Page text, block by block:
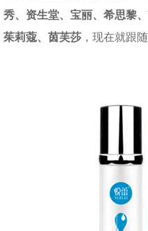
秀、资生堂、宝丽、希思黎
茱莉蔻、茵芙莎 ，现在就跟